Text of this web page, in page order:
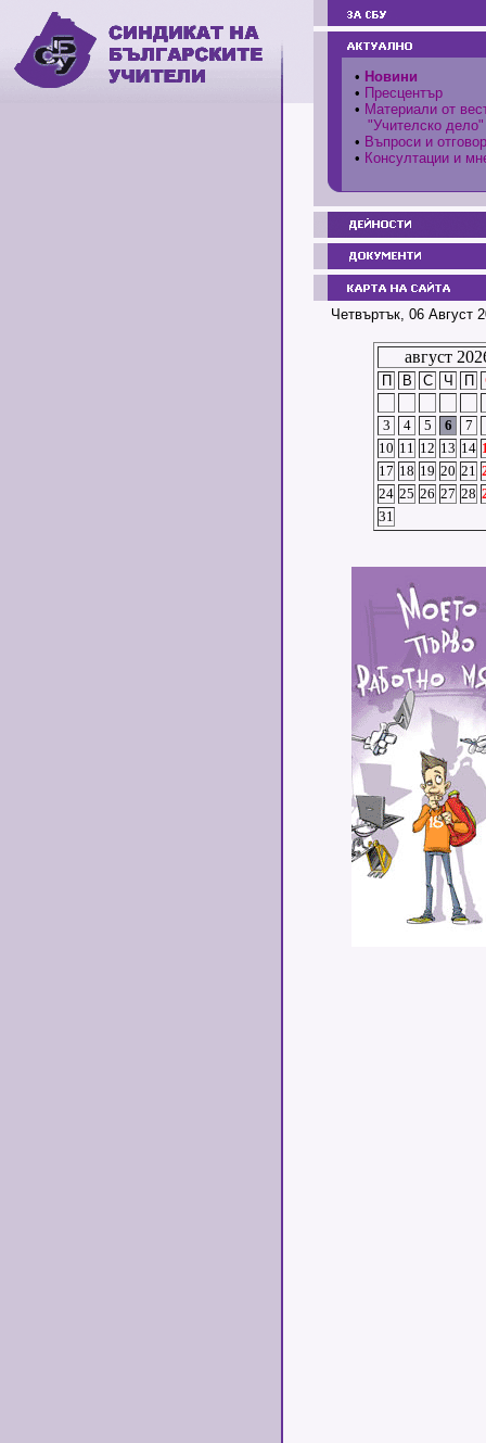
• Новини
• Пресцентър
• Материали от
"Учителско дело"
• Въпроси и
• Консултации и
Четвъртък, 06 Август
август
П В С Ч П
3
4 5 6 7
10 11 12 13 14
17 18 19 20 21
24 25 26 27 28
31